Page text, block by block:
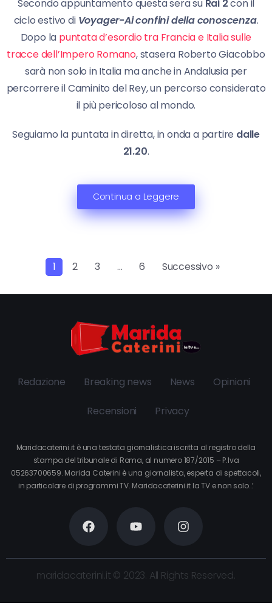
Secondo appuntamento questa sera suRai 2con il
ciclo estivo di Voyager-Ai confini della conoscenza.
Dopo la puntata d’esordio tra Francia e Italia sulle
tracce dell’Impero Romano, stasera Roberto Giacobbo
sarà non solo in Italia ma anche in Andalusia per
percorrere il Caminito del Rey, un percorso considerato
il più pericoloso al mondo.
Seguiamo la puntata in diretta, in onda a partire dalle
21.20.
Continua a Leggere
1 2 3 … 6 Successivo »
Redazione Breaking news News Opinioni
Recensioni Privacy
Maridacaterini.it è una testata giornalistica iscritta al registro della
stampa del tribunale di Roma, al numero 187/2015 – P.Iva
05263700659. Marida Caterini è una giornalista, esperta di spettacoli,
in particolare di programmi TV. Maridacaterini.it la TV e non solo…’
maridacaterini.it © 2023. All Rights Reserved.